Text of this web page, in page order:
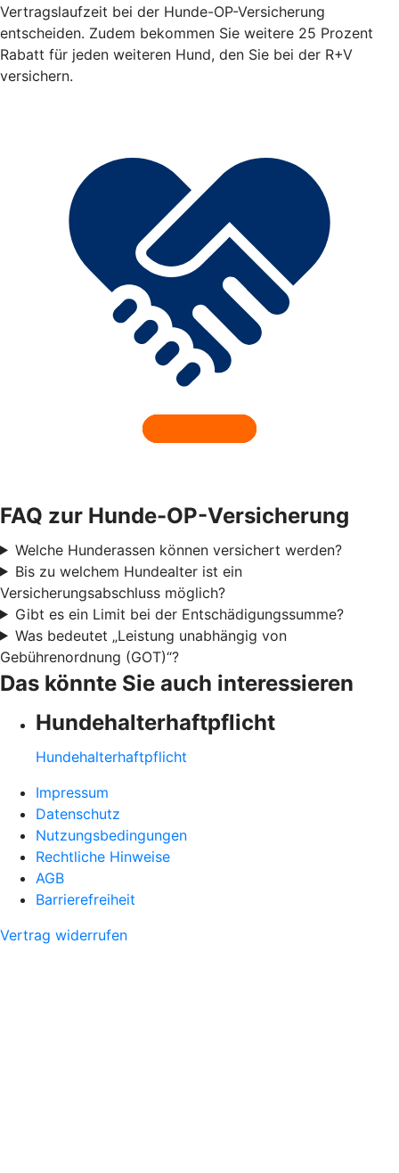
Vertragslaufzeit bei der Hunde-OP-Versicherung
entscheiden. Zudem bekommen Sie weitere 25 Prozent
Rabatt für jeden weiteren Hund, den Sie bei der R+V
versichern.
FAQ zur Hunde-OP-Versicherung
Welche Hunderassen können versichert werden?
Bis zu welchem Hundealter ist ein
Versicherungsabschluss möglich?
Gibt es ein Limit bei der Entschädigungssumme?
Was bedeutet „Leistung unabhängig von
Gebührenordnung (GOT)“?
Das könnte Sie auch interessieren
Hundehalter­haftpflicht
Hundehalter­haftpflicht
Impressum
Datenschutz
Nutzungsbedingungen
Rechtliche Hinweise
AGB
Barrierefreiheit
Vertrag widerrufen